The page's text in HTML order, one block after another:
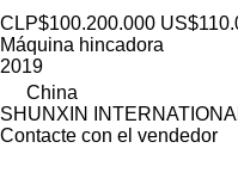
CLP$100.200.000
Máquina hincadora
2019
China
SHUNXIN
Contacte con el vendedor